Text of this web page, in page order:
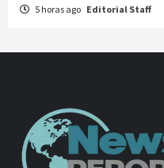
5 horas ago Editorial Staff